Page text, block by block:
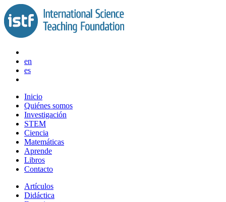
Saltar
al
contenido
en
es
Inicio
Quiénes somos
Investigación
STEM
Ciencia
Matemáticas
Aprende
Libros
Contacto
Artículos
Didáctica